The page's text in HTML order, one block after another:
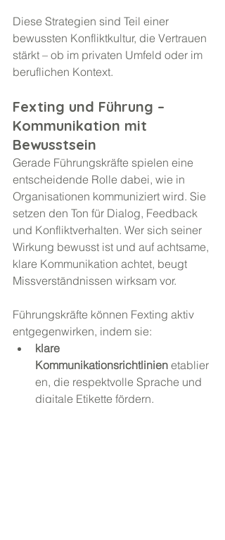
Diese Strategien sind Teil einer
bewussten Konfliktkultur, die Vertrauen
stärkt – ob im privaten Umfeld oder im
beruflichen Kontext.
Fexting und Führung –
Kommunikation mit
Bewusstsein
Gerade Führungskräfte spielen eine
entscheidende Rolle dabei, wie in
Organisationen kommuniziert wird. Sie
setzen den Ton für Dialog, Feedback
und Konfliktverhalten. Wer sich seiner
Wirkung bewusst ist und auf achtsame,
klare Kommunikation achtet, beugt
Missverständnissen wirksam vor.
Führungskräfte können Fexting aktiv
entgegenwirken, indem sie:
klare
Kommunikationsrichtlinien etablier
en, die respektvolle Sprache und
digitale Etikette fördern,